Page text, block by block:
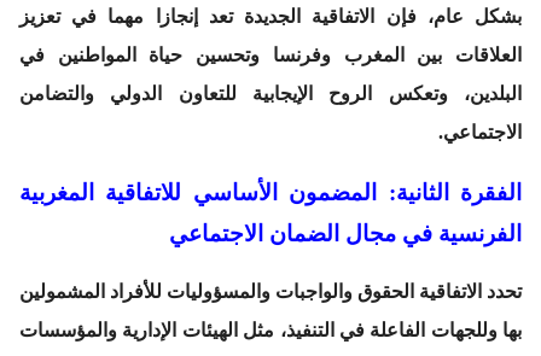
بشكل عام، فإن الاتفاقية الجديدة تعد إنجازا مهما في تعزيز
العلاقات بين المغرب وفرنسا وتحسين حياة المواطنين في
البلدين، وتعكس الروح الإيجابية للتعاون الدولي والتضامن
الاجتماعي.
الفقرة الثانية: المضمون الأساسي للاتفاقية المغربية
الفرنسية في مجال الضمان الاجتماعي
تحدد الاتفاقية الحقوق والواجبات والمسؤوليات للأفراد المشمولين
بها وللجهات الفاعلة في التنفيذ، مثل الهيئات الإدارية والمؤسسات